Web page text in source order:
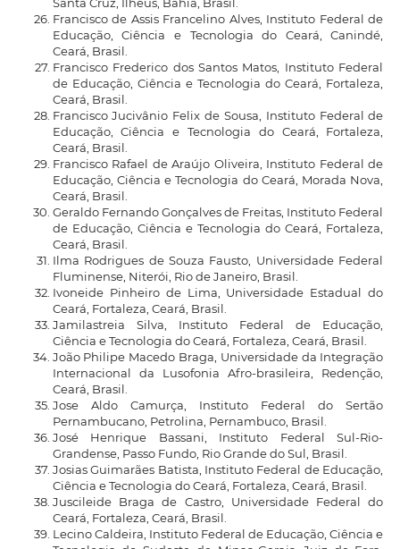
Santa Cruz, Ilhéus, Bahia, Brasil.
Francisco de Assis Francelino Alves, Instituto Federal de
Educação, Ciência e Tecnologia do Ceará, Canindé,
Ceará, Brasil.
Francisco Frederico dos Santos Matos, Instituto Federal
de Educação, Ciência e Tecnologia do Ceará, Fortaleza,
Ceará, Brasil.
Francisco Jucivânio Felix de Sousa, Instituto Federal de
Educação, Ciência e Tecnologia do Ceará, Fortaleza,
Ceará, Brasil.
Francisco Rafael de Araújo Oliveira, Instituto Federal de
Educação, Ciência e Tecnologia do Ceará, Morada Nova,
Ceará, Brasil.
Geraldo Fernando Gonçalves de Freitas, Instituto Federal
de Educação, Ciência e Tecnologia do Ceará, Fortaleza,
Ceará, Brasil.
Ilma Rodrigues de Souza Fausto, Universidade Federal
Fluminense, Niterói, Rio de Janeiro, Brasil.
Ivoneide Pinheiro de Lima, Universidade Estadual do
Ceará, Fortaleza, Ceará, Brasil.
Jamilastreia Silva, Instituto Federal de Educação,
Ciência e Tecnologia do Ceará, Fortaleza, Ceará, Brasil.
João Philipe Macedo Braga, Universidade da Integração
Internacional da Lusofonia Afro-brasileira, Redenção,
Ceará, Brasil.
Jose Aldo Camurça, Instituto Federal do Sertão
Pernambucano, Petrolina, Pernambuco, Brasil.
José Henrique Bassani, Instituto Federal Sul-Rio-
Grandense, Passo Fundo, Rio Grande do Sul, Brasil.
Josias Guimarães Batista, Instituto Federal de Educação,
Ciência e Tecnologia do Ceará, Fortaleza, Ceará, Brasil.
Juscileide Braga de Castro, Universidade Federal do
Ceará, Fortaleza, Ceará, Brasil.
Lecino Caldeira, Instituto Federal de Educação, Ciência e